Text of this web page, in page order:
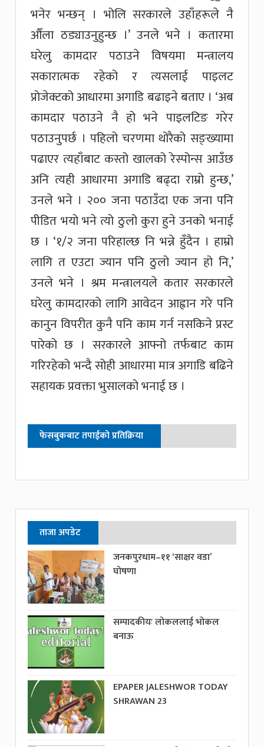
भनेर भन्छन् । भोलि सरकारले उहाँहरूले नै
औँला ठड्याउनुहुन्छ ।’ उनले भने । कतारमा
घरेलु कामदार पठाउने विषयमा मन्त्रालय
सकारात्मक रहेको र त्यसलाई पाइलट
प्रोजेक्टको आधारमा अगाडि बढाइने बताए । ‘अब
कामदार पठाउने नै हो भने पाइलटिङ गरेर
पठाउनुपर्छ । पहिलो चरणमा थोरैको सङ्ख्यामा
पढाएर त्यहाँबाट कस्तो खालको रेस्पोन्स आउँछ
अनि त्यही आधारमा अगाडि बढ्दा राम्रो हुन्छ,’
उनले भने । २०० जना पठाउँदा एक जना पनि
पीडित भयो भने त्यो ठुलो कुरा हुने उनको भनाई
छ । ‘१/२ जना परिहाल्छ नि भन्ने हुँदैन । हाम्रो
लागि त एउटा ज्यान पनि ठुलो ज्यान हो नि,’
उनले भने । श्रम मन्त्रालयले कतार सरकारले
घरेलु कामदारको लागि आवेदन आह्वान गरे पनि
कानुन विपरीत कुनै पनि काम गर्न नसकिने प्रस्ट
पारेको छ । सरकारले आफ्नो तर्फबाट काम
गरिरहेको भन्दै सोही आधारमा मात्र अगाडि बढिने
सहायक प्रवक्ता भुसालको भनाई छ ।
फेसबुकबाट तपाईको प्रतिक्रिया
ताजा अपडेट
जनकपुरधाम–११ ‘साक्षर वडा’
घोषणा
सम्पादकीयः लोकललाई भोकल
बनाऊ
EPAPER JALESHWOR TODAY
SHRAWAN 23